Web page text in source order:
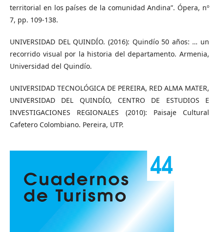
territorial en los países de la comunidad Andina”. Ópera, nº
7, pp. 109-138.
UNIVERSIDAD DEL QUINDÍO. (2016): Quindío 50 años: … un
recorrido visual por la historia del departamento. Armenia,
Universidad del Quindío.
UNIVERSIDAD TECNOLÓGICA DE PEREIRA, RED ALMA MATER,
UNIVERSIDAD DEL QUINDÍO, CENTRO DE ESTUDIOS E
INVESTIGACIONES REGIONALES (2010): Paisaje Cultural
Cafetero Colombiano. Pereira, UTP.